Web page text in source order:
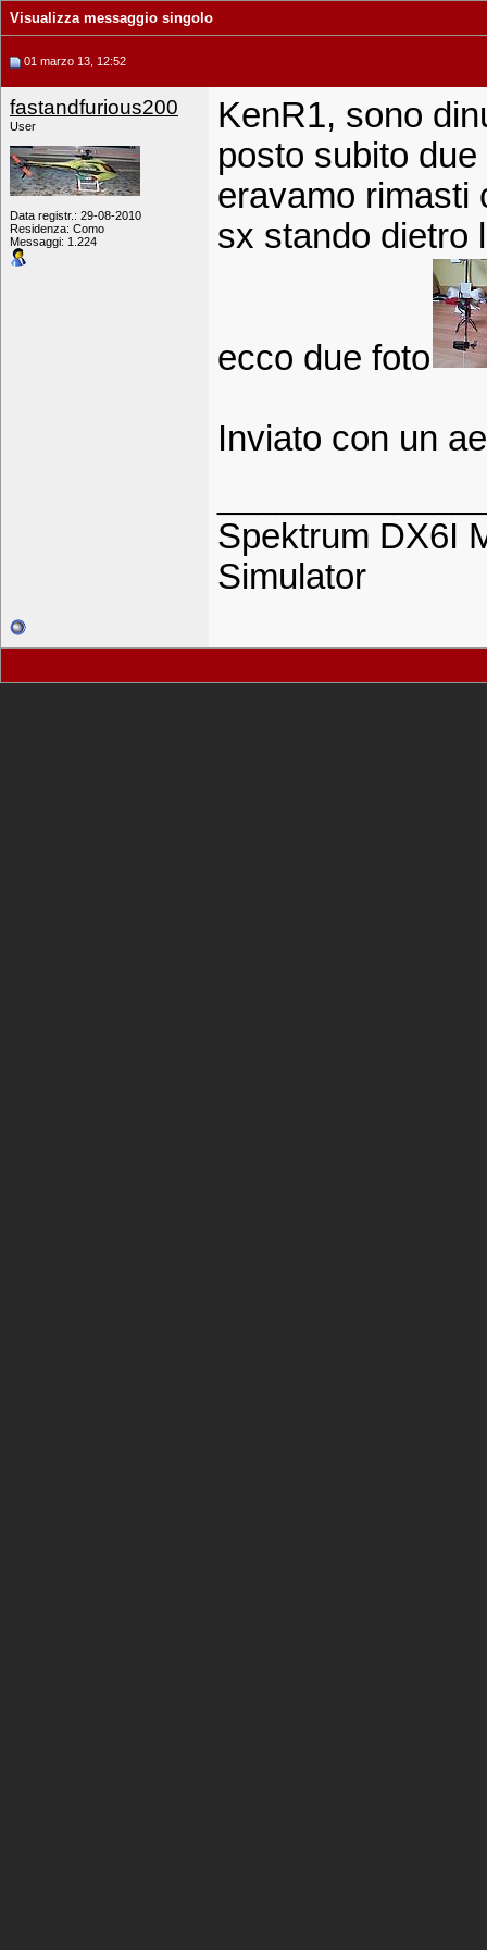
Visualizza messaggio singolo
01 marzo 13, 12:52
fastandfurious200
User
Data registr.: 29-08-2010
Residenza: Como
Messaggi: 1.224
KenR1, sono
posto subito
eravamo rimasti
sx stando dietro
ecco due foto
Inviato con un
Spektrum DX6I
Simulator